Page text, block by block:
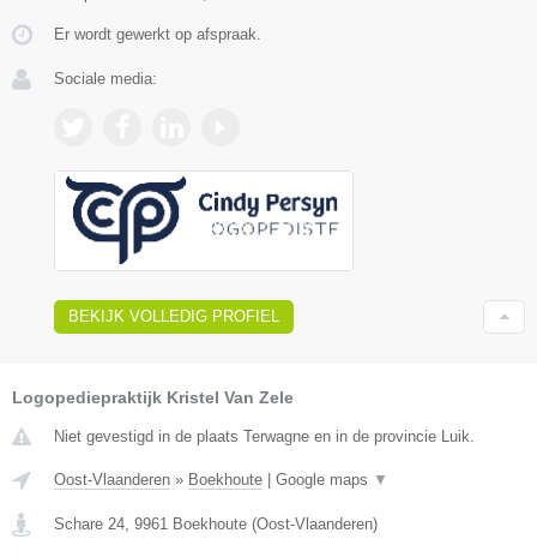
Er wordt gewerkt op afspraak.
Sociale media:
BEKIJK VOLLEDIG PROFIEL
Logopediepraktijk Kristel Van Zele
Niet gevestigd in de plaats Terwagne en in de provincie Luik.
Oost-Vlaanderen » Boekhoute Google maps ▼
Schare 24, 9961 Boekhoute (Oost-Vlaanderen)